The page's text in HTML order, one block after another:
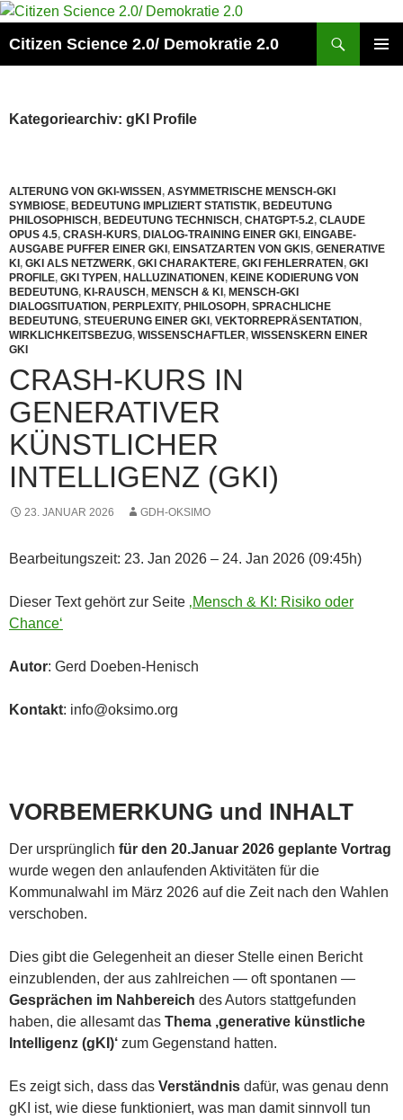
Zum
springen
Citizen Science 2.0/ Demokratie 2.0
Kategoriearchiv: gKI Profile
ALTERUNG VON GKI-WISSEN, ASYMMETRISCHE MENSCH-GKI
SYMBIOSE, BEDEUTUNG IMPLIZIERT STATISTIK, BEDEUTUNG
PHILOSOPHISCH, BEDEUTUNG TECHNISCH, CHATGPT-5.2, CLAUDE
OPUS 4.5, CRASH-KURS, DIALOG-TRAINING EINER GKI, EINGABE-
AUSGABE PUFFER EINER GKI, EINSATZARTEN VON GKIS, GENERATIVE
KI, GKI ALS NETZWERK, GKI CHARAKTERE, GKI FEHLERRATEN, GKI
PROFILE, GKI TYPEN, HALLUZINATIONEN, KEINE KODIERUNG VON
BEDEUTUNG, KI-RAUSCH, MENSCH & KI, MENSCH-GKI
DIALOGSITUATION, PERPLEXITY, PHILOSOPH, SPRACHLICHE
BEDEUTUNG, STEUERUNG EINER GKI, VEKTORREPRÄSENTATION,
WIRKLICHKEITSBEZUG, WISSENSCHAFTLER, WISSENSKERN EINER
GKI
CRASH-KURS IN
GENERATIVER
KÜNSTLICHER
INTELLIGENZ (GKI)
23. JANUAR 2026 GDH-OKSIMO
Bearbeitungszeit: 23. Jan 2026 – 24. Jan 2026 (09:45h)
Dieser Text gehört zur Seite ‚Mensch & KI: Risiko oder
Chance‘
Autor: Gerd Doeben-Henisch
Kontakt: info@oksimo.org
VORBEMERKUNG und INHALT
Der ursprünglich für den 20.Januar 2026 geplante Vortrag
wurde wegen den anlaufenden Aktivitäten für die
Kommunalwahl im März 2026 auf die Zeit nach den Wahlen
verschoben.
Dies gibt die Gelegenheit an dieser Stelle einen Bericht
einzublenden, der aus zahlreichen — oft spontanen —
Gesprächen im Nahbereich des Autors stattgefunden
haben, die allesamt das Thema ‚generative künstliche
Intelligenz (gKI)‘ zum Gegenstand hatten.
Es zeigt sich, dass das Verständnis dafür, was genau denn
gKI ist, wie diese funktioniert, was man damit sinnvoll tun